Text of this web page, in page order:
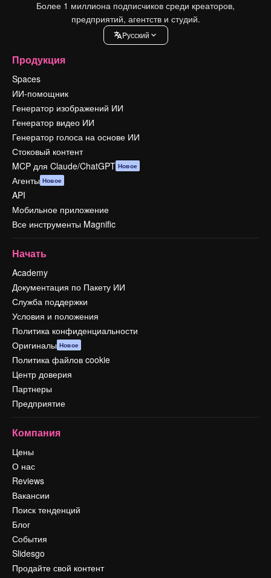
Более 1 миллиона подписчиков среди креаторов,
предприятий, агентств и студий.
Pусский
Продукция
Spaces
ИИ-помощник
Генератор изображений ИИ
Генератор видео ИИ
Генератор голоса на основе ИИ
Стоковый контент
MCP для Claude/ChatGPT Новое
Агенты Новое
API
Мобильное приложение
Все инструменты Magnific
Начать
Academy
Документация по Пакету ИИ
Служба поддержки
Условия и положения
Политика конфиденциальности
Оригиналы Новое
Политика файлов cookie
Центр доверия
Партнеры
Предприятие
Компания
Цены
О нас
Reviews
Вакансии
Поиск тенденций
Блог
События
Slidesgo
Продайте свой контент